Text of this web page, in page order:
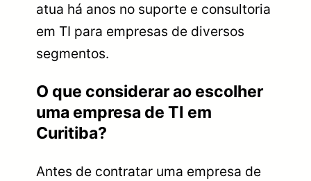
atua há anos no suporte e consultoria
em TI para empresas de diversos
segmentos.
O que considerar ao escolher
uma empresa de TI em
Curitiba?
Antes de contratar uma empresa de